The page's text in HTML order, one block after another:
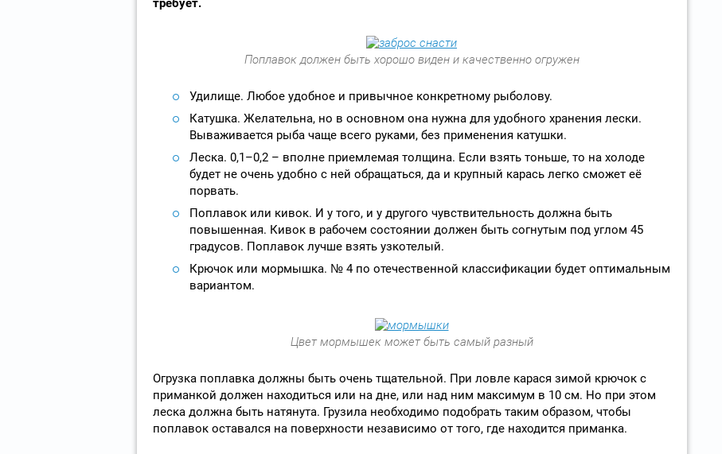
требует.
Поплавок должен быть хорошо виден и качественно огружен
Удилище. Любое удобное и привычное конкретному рыболову.
Катушка. Желательна, но в основном она нужна для удобного хранения лески.
Вываживается рыба чаще всего руками, без применения катушки.
Леска. 0,1–0,2 – вполне приемлемая толщина. Если взять тоньше, то на холоде
будет не очень удобно с ней обращаться, да и крупный карась легко сможет её
порвать.
Поплавок или кивок. И у того, и у другого чувствительность должна быть
повышенная. Кивок в рабочем состоянии должен быть согнутым под углом 45
градусов. Поплавок лучше взять узкотелый.
Крючок или мормышка. № 4 по отечественной классификации будет оптимальным
вариантом.
Цвет мормышек может быть самый разный
Огрузка поплавка должны быть очень тщательной. При ловле карася зимой крючок с
приманкой должен находиться или на дне, или над ним максимум в 10 см. Но при этом
леска должна быть натянута. Грузила необходимо подобрать таким образом, чтобы
поплавок оставался на поверхности независимо от того, где находится приманка.